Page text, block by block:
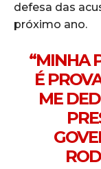
defesa das
próximo ano.
“MINHA
É
ME